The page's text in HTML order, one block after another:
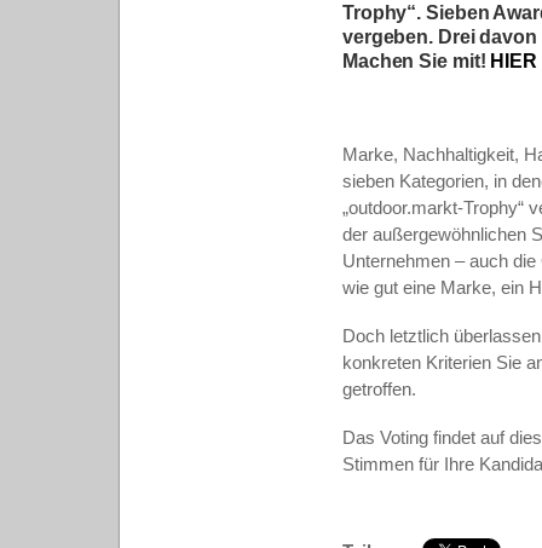
Trophy“. Sieben
vergeben. Drei
Machen Sie mit! HIER
Marke, Nachhaltigkeit,
sieben Kategorien, in
„outdoor.markt-Trophy“
der außergewöhnlichen
Unternehmen – auch
wie gut eine Marke, ein
Doch letztlich
konkreten Kriterien Sie
getroffen.
Das Voting findet auf
Stimmen für Ihre